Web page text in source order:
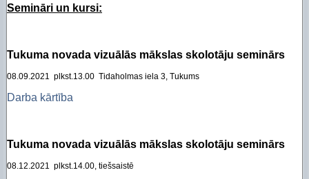
Semināri un kursi:
Tukuma novada vizuālās mākslas skolotāju seminārs
08.09.2021 plkst.13.00 Tidaholmas iela 3, Tukums
Darba kārtība
Tukuma novada vizuālās mākslas skolotāju seminārs
08.12.2021 plkst.14.00, tiešsaistē